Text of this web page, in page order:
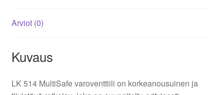
Arviot (0)
Kuvaus
LK 514 MultiSafe varoventtiili on korkeanousuinen ja